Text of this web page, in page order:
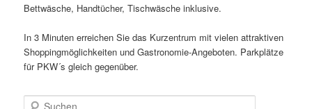
Bettwäsche, Handtücher, Tischwäsche inklusive.
In 3 Minuten erreichen Sie das Kurzentrum mit vielen attraktiven
Shoppingmöglichkeiten und Gastronomie-Angeboten. Parkplätze
für PKW´s gleich gegenüber.
Suchen